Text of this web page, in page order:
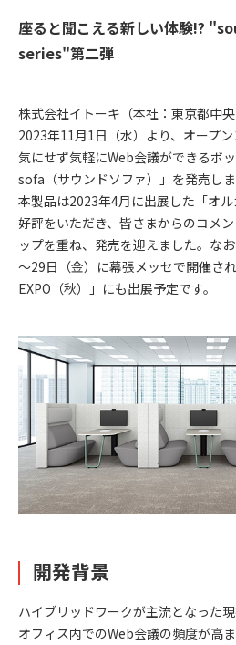
座ると聞こえる新しい体験!?
series"第二弾
株式会社イトーキ（本社：東京都中
2023年11月1日（水）より、オープ
気にせず気軽にWeb会議ができるボ
sofa（サウンドソファ）」を発売しま
本製品は2023年4月に出展した「オ
好評をいただき、皆さまからのコメ
ップを重ね、発売を迎えました。な
～29日（金）に幕張メッセで開催さ
EXPO（秋）」にも出展予定です。
開発背景
ハイブリッドワークが主流となった
オフィス内でのWeb会議の頻度が高